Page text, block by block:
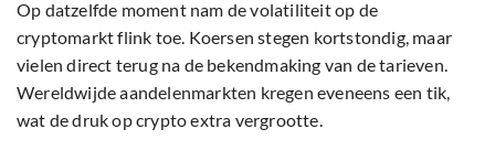
Op datzelfde moment nam de volatiliteit op de
cryptomarkt flink toe. Koersen stegen kortstondig, maar
vielen direct terug na de bekendmaking van de tarieven.
Wereldwijde aandelenmarkten kregen eveneens een tik,
wat de druk op crypto extra vergrootte.